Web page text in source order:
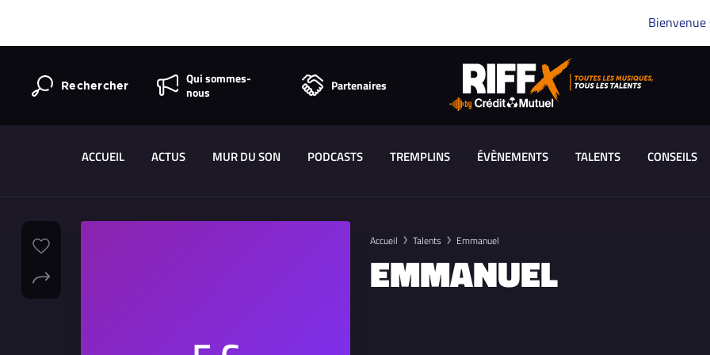
Bienvenue
Rechercher
Qui sommes-
nous
Partenaires
ACCUEIL ACTUS MUR DU SON PODCASTS TREMPLINS ÉVÈNEMENTS TALENTS CONSEILS
Accueil Talents Emmanuel
EMMANUEL